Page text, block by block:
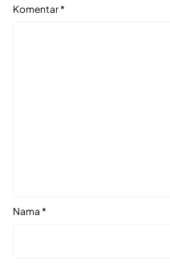
Komentar*
Nama *